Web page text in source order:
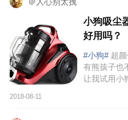
小狗吸尘
好用吗？
#小狗# 超
有熊孩子也
让我试用小
超可爱的同
2018-08-11